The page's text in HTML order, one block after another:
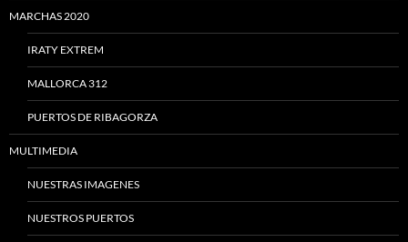
MARCHAS 2020
IRATY EXTREM
MALLORCA 312
PUERTOS DE RIBAGORZA
MULTIMEDIA
NUESTRAS IMAGENES
NUESTROS PUERTOS